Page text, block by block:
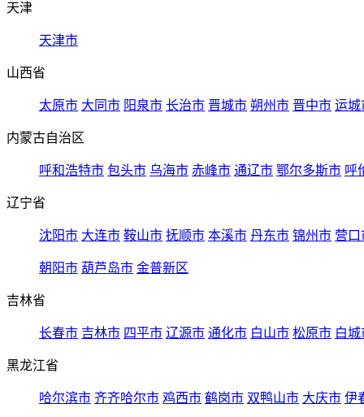
天津
天津市
山西省
太原市 大同市 阳泉市 长治市 晋城市 朔州市 晋中市 运城
内蒙古自治区
呼和浩特市 包头市 乌海市 赤峰市 通辽市 鄂尔多斯市 呼
辽宁省
沈阳市 大连市 鞍山市 抚顺市 本溪市 丹东市 锦州市 营口
朝阳市 葫芦岛市 金普新区
吉林省
长春市 吉林市 四平市 辽源市 通化市 白山市 松原市 白城
黑龙江省
哈尔滨市 齐齐哈尔市 鸡西市 鹤岗市 双鸭山市 大庆市 伊